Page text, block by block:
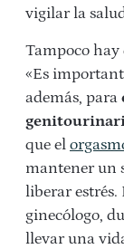
vigilar la
Tampoco hay
«Es
además, para
que el
mantener un
liberar estrés.
ginecólogo,
llevar una